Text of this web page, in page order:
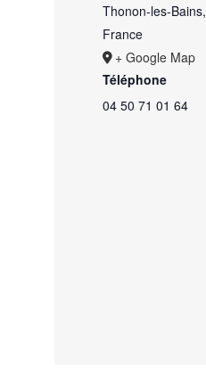
Thonon-les-Bains,
France
+ Google Map
Téléphone
04 50 71 01 64